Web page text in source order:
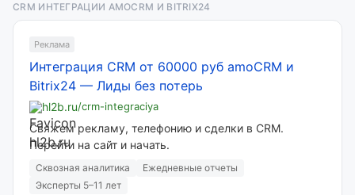
CRM ИНТЕГРАЦИИ AMOCRM И BITRIX24
Реклама
Интеграция CRM от 60000 руб amoCRM и
Bitrix24 — Лиды без потерь
hl2b.ru/crm-integraciya
Свяжем рекламу, телефонию и сделки в CRM.
Перейти на сайт и начать.
Сквозная аналитика
Ежедневные отчеты
Эксперты 5–11 лет